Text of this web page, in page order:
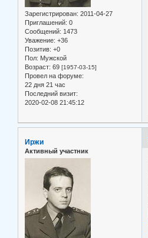
Зарегистрирован: 2011-04-27
Приглашений: 0
Сообщений: 1473
Уважение: +36
Позитив: +0
Пол: Мужской
Возраст: 69 [1957-03-15]
Провел на форуме:
22 дня 21 час
Последний визит:
2020-02-08 21:45:12
Иржи
Активный участник